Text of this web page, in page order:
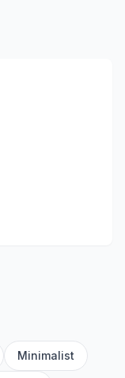
Minimalist